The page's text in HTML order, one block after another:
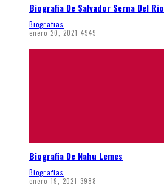
Biografia De Salvador Serna Del Rio
Biografias
enero 20, 2021 4949
Biografia De Nahu Lemes
Biografias
enero 19, 2021 3988